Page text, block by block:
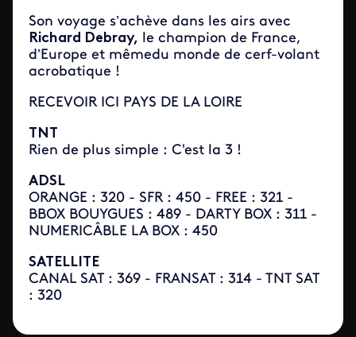
Son voyage s’achève dans les airs avec
Richard Debray, le champion de France,
d’Europe et mêmedu monde de cerf-volant
acrobatique !
RECEVOIR ICI PAYS DE LA LOIRE
TNT
Rien de plus simple : C'est la 3 !
ADSL
ORANGE : 320 - SFR : 450 - FREE : 321 -
BBOX BOUYGUES : 489 - DARTY BOX : 311 -
NUMERICÂBLE LA BOX : 450
SATELLITE
CANAL SAT : 369 - FRANSAT : 314 - TNT SAT
: 320